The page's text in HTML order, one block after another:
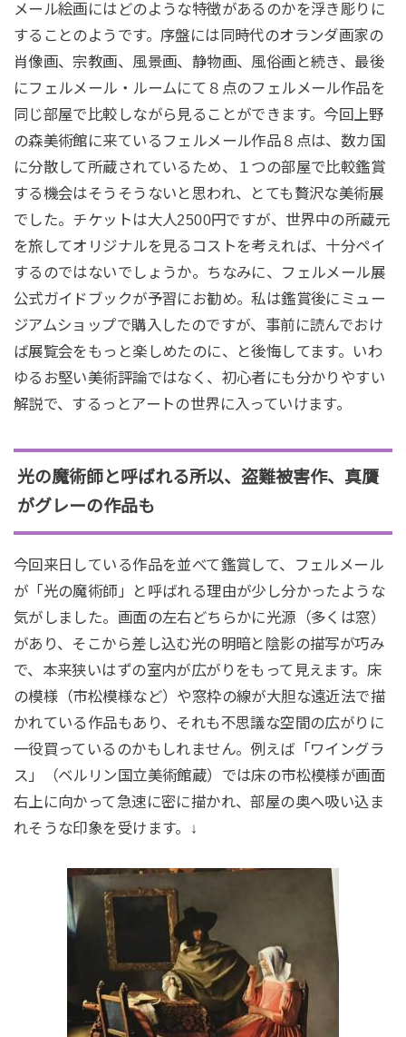
メール絵画にはどのような特徴があるのかを浮き彫りに
することのようです。序盤には同時代のオランダ画家の
肖像画、宗教画、風景画、静物画、風俗画と続き、最後
にフェルメール・ルームにて８点のフェルメール作品を
同じ部屋で比較しながら見ることができます。今回上野
の森美術館に来ているフェルメール作品８点は、数カ国
に分散して所蔵されているため、１つの部屋で比較鑑賞
する機会はそうそうないと思われ、とても贅沢な美術展
でした。チケットは大人2500円ですが、世界中の所蔵元
を旅してオリジナルを見るコストを考えれば、十分ペイ
するのではないでしょうか。ちなみに、フェルメール展
公式ガイドブックが予習にお勧め。私は鑑賞後にミュー
ジアムショップで購入したのですが、事前に読んでおけ
ば展覧会をもっと楽しめたのに、と後悔してます。いわ
ゆるお堅い美術評論ではなく、初心者にも分かりやすい
解説で、するっとアートの世界に入っていけます。
光の魔術師と呼ばれる所以、盗難被害作、真贋
がグレーの作品も
今回来日している作品を並べて鑑賞して、フェルメール
が「光の魔術師」と呼ばれる理由が少し分かったような
気がしました。画面の左右どちらかに光源（多くは窓）
があり、そこから差し込む光の明暗と陰影の描写が巧み
で、本来狭いはずの室内が広がりをもって見えます。床
の模様（市松模様など）や窓枠の線が大胆な遠近法で描
かれている作品もあり、それも不思議な空間の広がりに
一役買っているのかもしれません。例えば「ワイングラ
ス」（ベルリン国立美術館蔵）では床の市松模様が画面
右上に向かって急速に密に描かれ、部屋の奥へ吸い込ま
れそうな印象を受けます。↓